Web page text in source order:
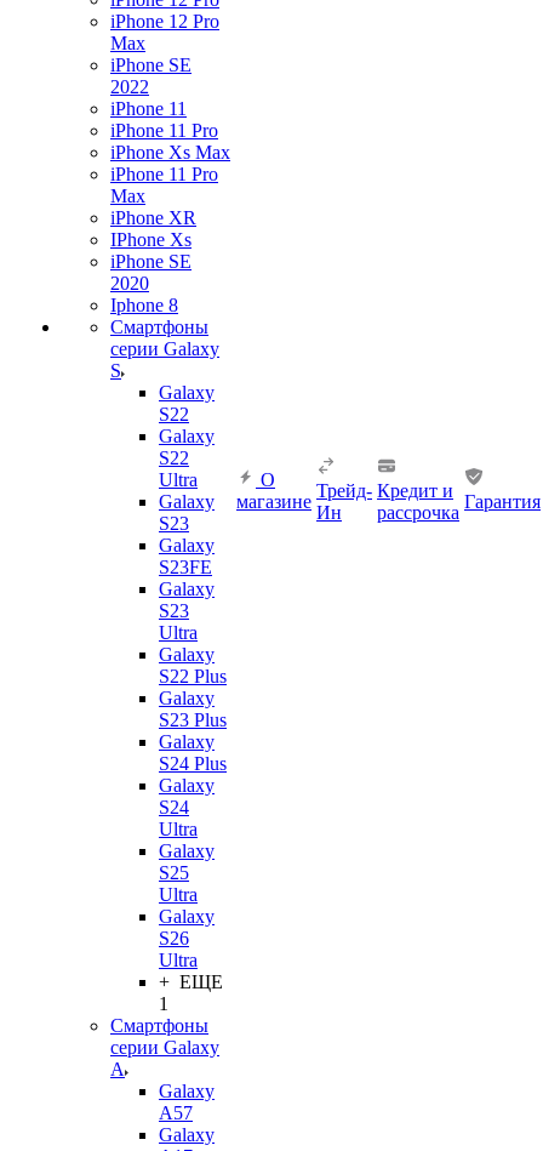
iPhone 12 Pro
Max
iPhone SE
2022
iPhone 11
iPhone 11 Pro
iPhone Xs Max
iPhone 11 Pro
Max
iPhone XR
IPhone Xs
iPhone SE
2020
Iphone 8
Смартфоны
серии Galaxy
S
Galaxy
S22
Galaxy
S22
Ultra
Galaxy
S23
Galaxy
S23FE
Galaxy
S23
Ultra
Galaxy
S22 Plus
Galaxy
S23 Plus
Galaxy
S24 Plus
Galaxy
S24
Ultra
Galaxy
S25
Ultra
Galaxy
S26
Ultra
+ ЕЩЕ
1
Смартфоны
серии Galaxy
A
Galaxy
A57
Galaxy
О
магазине
Трейд-
Ин
Кредит и
рассрочка
Гарантия